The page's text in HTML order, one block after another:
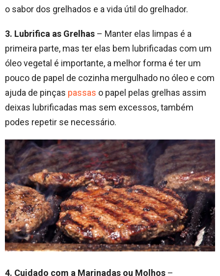
o sabor dos grelhados e a vida útil do grelhador.
3. Lubrifica as Grelhas – Manter elas limpas é a
primeira parte, mas ter elas bem lubrificadas com um
óleo vegetal é importante, a melhor forma é ter um
pouco de papel de cozinha mergulhado no óleo e com
ajuda de pinças passas o papel pelas grelhas assim
deixas lubrificadas mas sem excessos, também
podes repetir se necessário.
4. Cuidado com a Marinadas ou Molhos –